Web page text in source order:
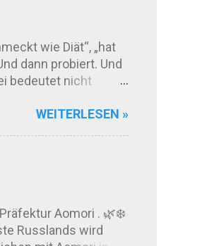
wie Diät“, „hat
dann probiert. Und
bedeutet nicht
können bei
WEITERLESEN »
Aomori . 🌿❄️
Russlands wird